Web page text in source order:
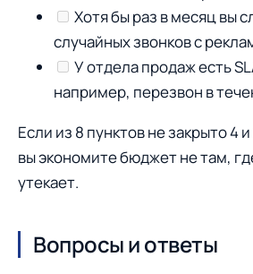
Хотя бы раз в месяц вы
случайных звонков с
У отдела продаж есть
например, перезвон в
Если из 8 пунктов не закрыто 4
вы экономите бюджет не там,
утекает.
Вопросы и ответы